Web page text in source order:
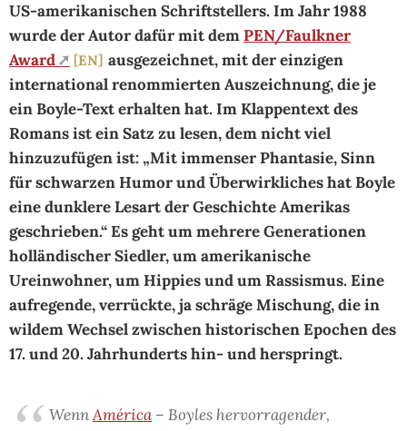
US-ame­ri­ka­ni­schen Schriftstellers. Im Jahr 1988
wurde der Autor dafür mit demPEN/Faulkner
Award
EN ausgezeichnet, mit der einzigen
international renommierten Auszeichnung, die je
ein Boyle-Text erhalten hat. Im Klappentext des
Romans ist ein Satz zu lesen, dem nicht viel
hinzuzufügen ist: „Mit immenser Phantasie, Sinn
für schwarzen Humor und Überwirkliches hat Boyle
eine dunklere Lesart der Geschichte Amerikas
geschrieben.“ Es geht um mehrere Generationen
holländischer Siedler, um amerikanische
Ureinwohner, um Hippies und um Rassismus. Eine
aufregende, verrückte, ja schräge Mischung, die in
wildem Wechsel zwischen historischen Epochen des
17. und 20. Jahrhunderts hin- und herspringt.
WennAmérica – Boyles hervorragender,